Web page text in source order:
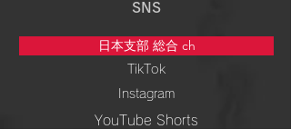
SNS
日本支部 総合 ch
TikTok
Instagram
YouTube Shorts